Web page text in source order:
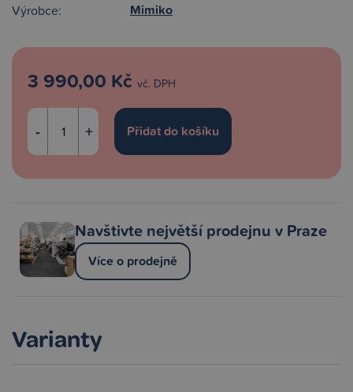
Výrobce: Mimiko
3 990,00 Kč vč. DPH
- +
Navštivte největší prodejnu v Praze
Více o prodejně
Varianty